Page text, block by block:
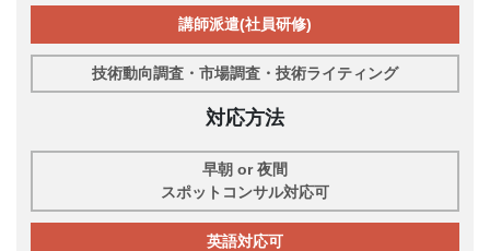
講師派遣(社員研修)
技術動向調査・市場調査・技術ライティング
対応方法
早朝 or 夜間
スポットコンサル対応可
英語対応可